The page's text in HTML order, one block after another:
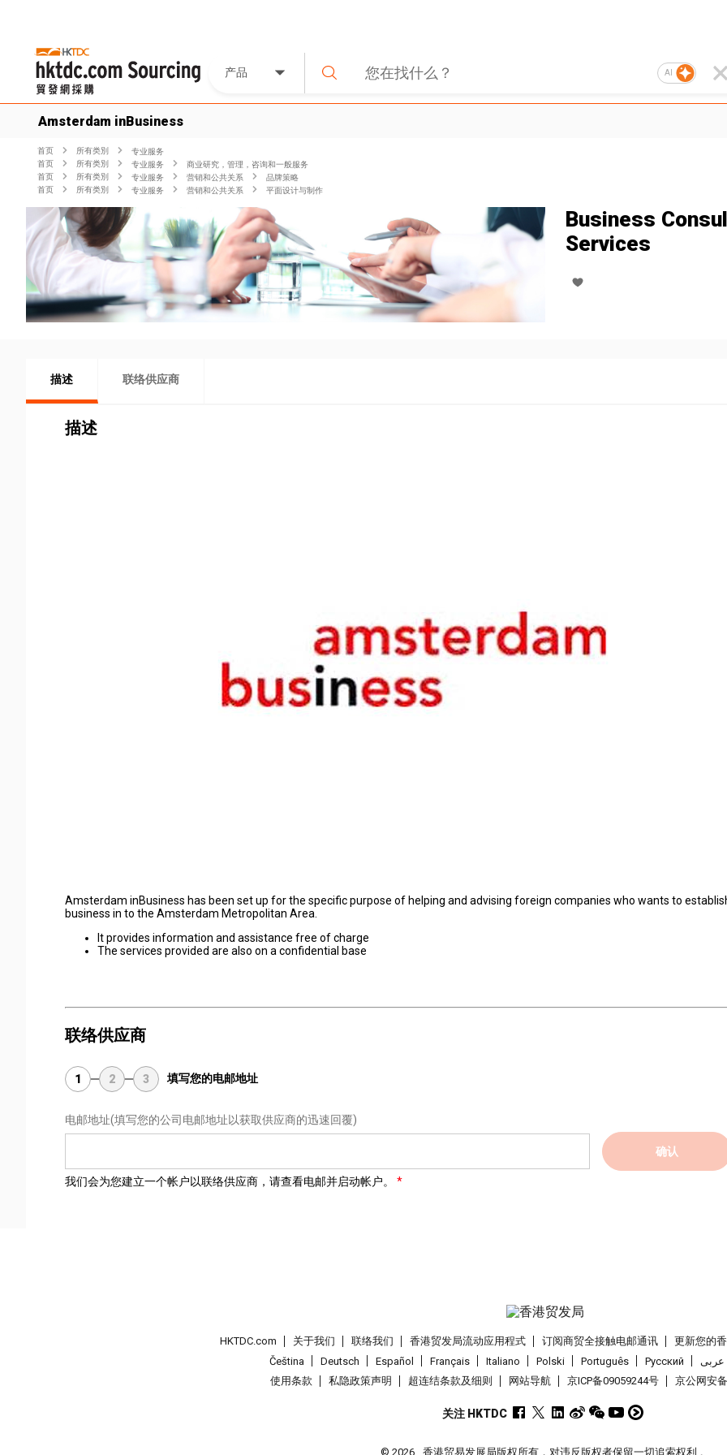
产品 AI
Amsterdam inBusiness
首页 所有类別
专业服务
首页
所有类別 专业服务
商业研究，管理，咨询和一般服务
首页
所有类別 专业服务 营销和公共关系
品牌策略
首页
所有类別 专业服务 营销和公共关系 平面设计与制作
Business
Services
描述 联络供应商
描述
Amsterdam inBusiness has been set up for the specific purpose of helping and advising foreign companies who wants to
business in to the Amsterdam Metropolitan Area.
It provides information and assistance free of charge
The services provided are also on a confidential base
联络供应商
1 2 3 填写您的电邮地址
电邮地址(填写您的公司电邮地址以获取供应商的迅速回覆)
确认
我们会为您建立一个帐户以联络供应商，请查看电邮并启动帐户。
HKTDC.com 关于我们 联络我们 香港贸发局流动应用程式 订阅商贸全接触电邮通讯 更新您的
Čeština
Deutsch Español Français Italiano Polski Português Pусский عربى
使用条款
私隐政策声明 超连结条款及细则 网站导航 京ICP备09059244号 京公网安
关注 HKTDC
© 2026 香港贸易发展局版权所有，对违反版权者保留一切追索权利 。